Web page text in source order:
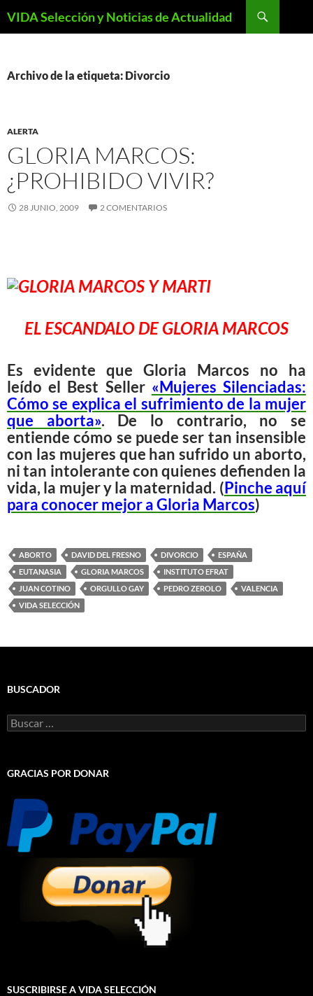
VIDA Selección y Noticias de Actualidad
Archivo de la etiqueta: Divorcio
ALERTA
GLORIA MARCOS:
¿PROHIBIDO VIVIR?
28 JUNIO, 2009 2 COMENTARIOS
EL ESCANDALO DE GLORIA MARCOS
Es evidente que Gloria Marcos no ha
leído el Best Seller «Mujeres Silenciadas:
Cómo se explica el sufrimiento de la mujer
que aborta». De lo contrario, no se
entiende cómo se puede ser tan insensible
con las mujeres que han sufrido un aborto,
ni tan intolerante con quienes defienden la
vida, la mujer y la maternidad. (Pinche aquí
para conocer mejor a Gloria Marcos)
ABORTO DAVID DEL FRESNO DIVORCIO
ESPAÑA
EUTANASIA
GLORIA MARCOS
INSTITUTO EFRAT
JUAN COTINO
ORGULLO GAY PEDRO ZEROLO
VALENCIA
VIDA SELECCIÓN
BUSCADOR
Buscar:
GRACIAS POR DONAR
SUSCRIBIRSE A VIDA SELECCIÓN